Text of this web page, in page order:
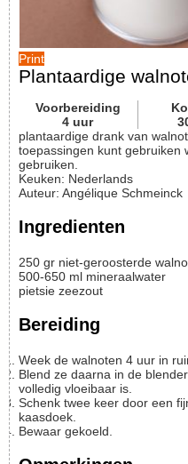
Print
Plantaardige
Voorbereiding
4 uur
plantaardige drank van
toepassingen kunt gebruiken
gebruiken.
Keuken: Nederlands
Auteur: Angélique Schmeinck
Ingredienten
250 gr niet-geroosterde
500-650 ml mineraalwater
pietsie zeezout
Bereiding
Week de walnoten 4 uur in
Blend ze daarna in de blender met het water en zeezout tot het
volledig vloeibaar is.
Schenk twee keer door een fijnmazige zeef of door een
kaasdoek.
Bewaar gekoeld.